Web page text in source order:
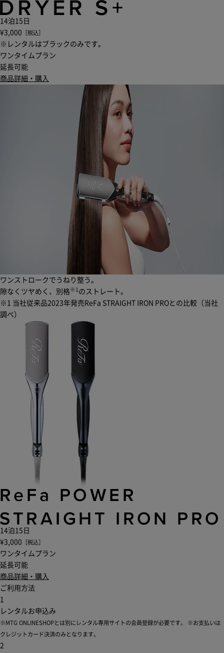
14泊15日
¥3,000 ［税込］
※レンタルはブラックのみです。
ワンタイムプラン
延長可能
商品詳細・購入
ワンストロークでうねり整う。
隙なくツヤめく、別格※1 のストレート。
※1 当社従来品2023年発売ReFa STRAIGHT IRON PROとの比較（当社
調べ）
14泊15日
¥3,000 ［税込］
ワンタイムプラン
延長可能
商品詳細・購入
ご利用方法
1
レンタルお申込み
※MTG ONLINESHOPとは別にレンタル専用サイトの会員登録が必要です。 ※お支払いは
クレジットカード決済のみとなります。
2